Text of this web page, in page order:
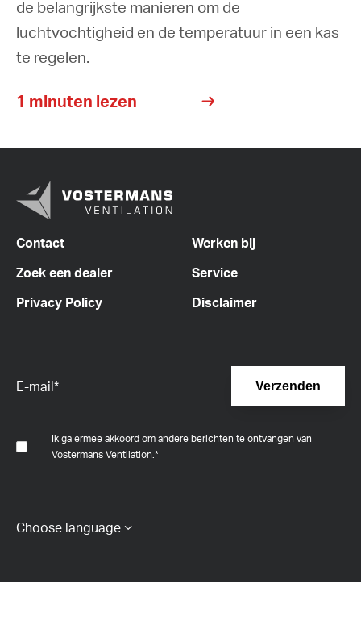
de belangrijkste manieren om de
luchtvochtigheid en de temperatuur in een kas
te regelen.
1 minuten lezen
Contact
Werken bij
Zoek een dealer
Service
Privacy Policy
Disclaimer
Ik ga ermee akkoord om andere berichten te ontvangen van
Vostermans Ventilation.*